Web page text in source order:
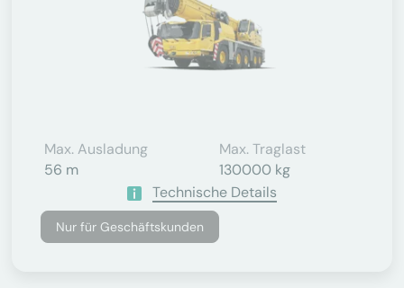
Max. Ausladung
56 m
Max. Traglast
130000 kg
Technische Details
Nur für Geschäftskunden